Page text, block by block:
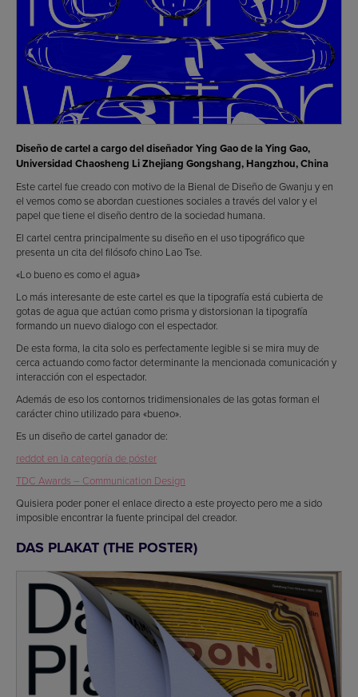
Diseño de cartel a cargo del diseñador Ying Gao de la Ying Gao,
Universidad Chaosheng Li Zhejiang Gongshang, Hangzhou, China
Este cartel fue creado con motivo de la Bienal de Diseño de Gwanju y en
el vemos como se abordan cuestiones sociales a través del valor y el
papel que tiene el diseño dentro de la sociedad humana.
El cartel centra principalmente su diseño en el uso tipográfico que
presenta un cita del filósofo chino Lao Tse.
«Lo bueno es como el agua»
Lo más interesante de este cartel es que la tipografía está cubierta de
gotas de agua que actúan como prisma y distorsionan la tipografía
formando un nuevo dialogo con el espectador.
De esta forma, la cita solo es perfectamente legible si se mira muy de
cerca actuando como factor determinante la mencionada comunicación y
interacción con el espectador.
Además de eso los contornos tridimensionales de las gotas forman el
carácter chino utilizado para «bueno».
Es un diseño de cartel ganador de:
reddot en la categoría de póster
TDC Awards – Communication Design
Quisiera poder poner el enlace directo a este proyecto pero me a sido
imposible encontrar la fuente principal del creador.
DAS PLAKAT (THE POSTER)